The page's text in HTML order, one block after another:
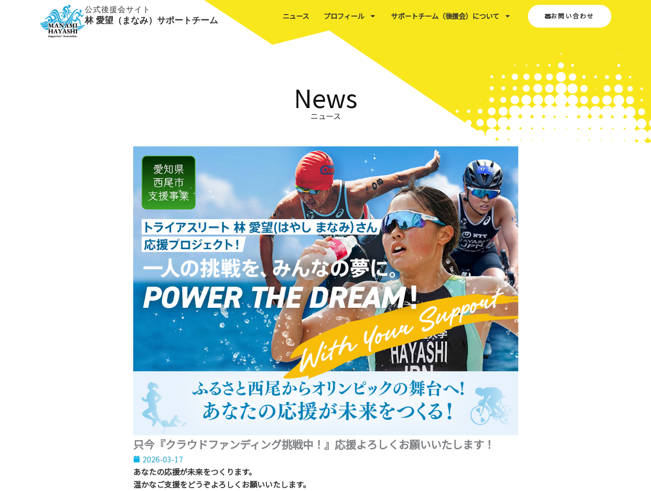
公式後援会サイト
林 愛望（まなみ）サポートチーム ニュース プロフィール サポートチーム（後援会）について お問い合わせ
News
ニュース
只今『クラウドファンディング挑戦中！』応援よろしくお願いいたします！
2026-03-17
あなたの応援が未来をつくります。
温かなご支援をどうぞよろしくお願いいたします。